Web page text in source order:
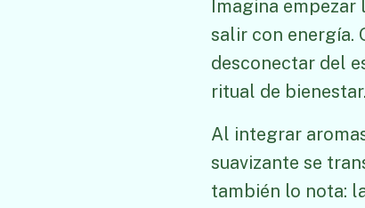
Imagina empezar
salir con energía.
desconectar del
ritual de bienestar.
Al integrar
suavizante se
también lo nota: